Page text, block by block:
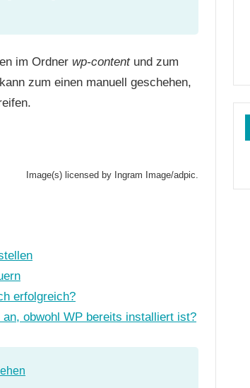
im Ordner wp-contentund zum
zum einen manuell geschehen,
Image(s) licensed by Ingram Image/adpic.
erfolgreich?
obwohl WP bereits installiert ist?